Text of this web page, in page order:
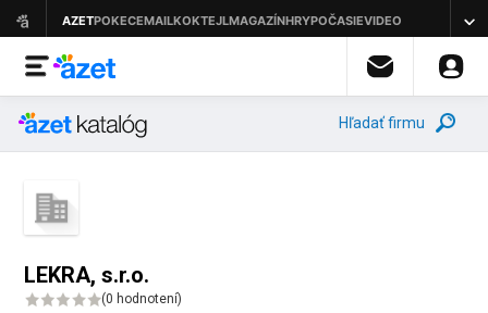
Hľadať firmu
LEKRA, s.r.o.
(0 hodnotení)